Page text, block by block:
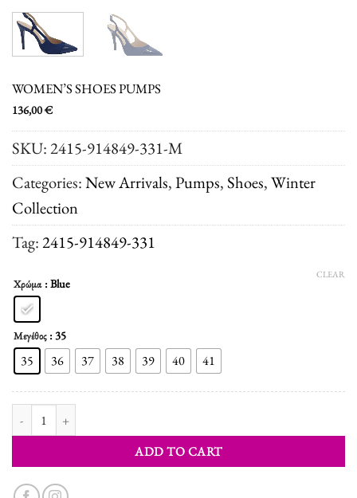
WOMEN’S SHOES PUMPS
136,00€
SKU:2415-914849-331-M
Categories:New Arrivals,Pumps,Shoes,Winter
Collection
Tag:2415-914849-331
Χρώμα : Blue
Μεγέθος : 35
35 36 37 38 39 40 41
CLEAR
ADD TO CART